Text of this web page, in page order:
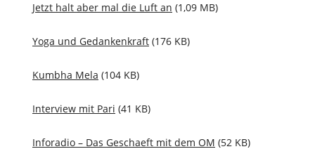
Jetzt halt aber mal die Luft an (1,09 MB)
Yoga und Gedankenkraft (176 KB)
Kumbha Mela (104 KB)
Interview mit Pari (41 KB)
Inforadio – Das Geschaeft mit dem OM (52 KB)